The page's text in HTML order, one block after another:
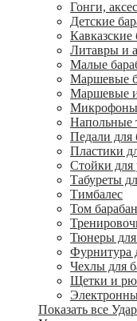
Гонги,
Детские
Кавказские
Литавры и
Малые
Маршевые
Маршевые
Микрофоны
Напольные
Педали для
Пластики
Стойки для
Табуреты
Тимбалес
Том
Тюнеры
Фурнитура
Чехлы для
Щетки и
Показать все